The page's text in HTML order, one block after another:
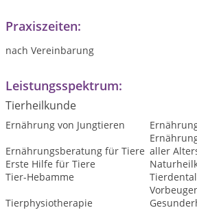
Praxiszeiten:
nach Vereinbarung
Leistungsspektrum:
Tierheilkunde
Ernährung von Jungtieren
Ernährungsberatung für Tiere aller
Erste Hilfe für Tiere
Tier-Hebamme
Tierphysiotherapie